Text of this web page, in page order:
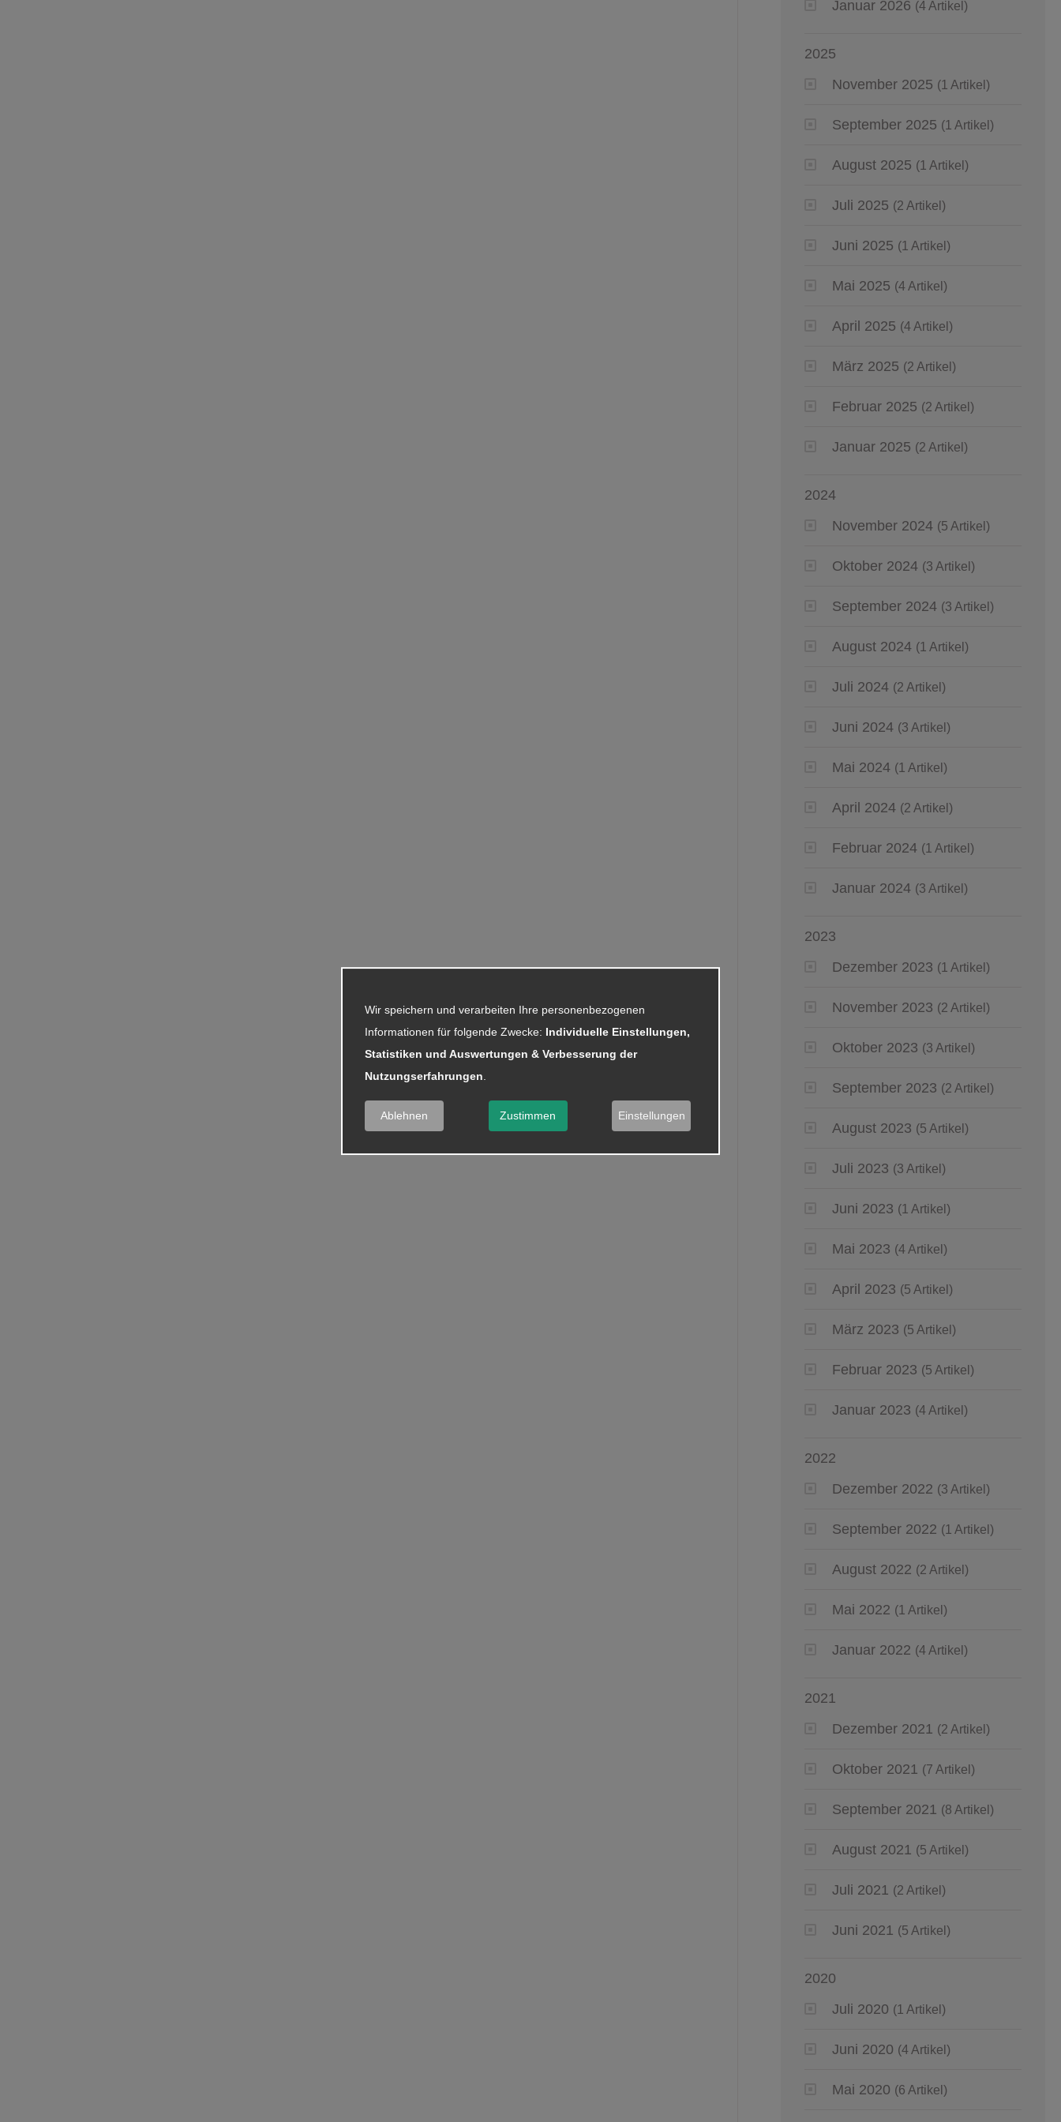
Januar 2026 (4 Artikel)
2025
November 2025 (1 Artikel)
September 2025 (1 Artikel)
August 2025 (1 Artikel)
Juli 2025 (2 Artikel)
Juni 2025 (1 Artikel)
Mai 2025 (4 Artikel)
April 2025 (4 Artikel)
März 2025 (2 Artikel)
Februar 2025 (2 Artikel)
Januar 2025 (2 Artikel)
2024
November 2024 (5 Artikel)
Oktober 2024 (3 Artikel)
September 2024 (3 Artikel)
August 2024 (1 Artikel)
Juli 2024 (2 Artikel)
Juni 2024 (3 Artikel)
Mai 2024 (1 Artikel)
April 2024 (2 Artikel)
Februar 2024 (1 Artikel)
Januar 2024 (3 Artikel)
2023
Dezember 2023 (1 Artikel)
November 2023 (2 Artikel)
Oktober 2023 (3 Artikel)
September 2023 (2 Artikel)
August 2023 (5 Artikel)
Juli 2023 (3 Artikel)
Juni 2023 (1 Artikel)
Mai 2023 (4 Artikel)
April 2023 (5 Artikel)
März 2023 (5 Artikel)
Februar 2023 (5 Artikel)
Januar 2023 (4 Artikel)
2022
Dezember 2022 (3 Artikel)
September 2022 (1 Artikel)
August 2022 (2 Artikel)
Mai 2022 (1 Artikel)
Januar 2022 (4 Artikel)
2021
Dezember 2021 (2 Artikel)
Oktober 2021 (7 Artikel)
September 2021 (8 Artikel)
August 2021 (5 Artikel)
Juli 2021 (2 Artikel)
Juni 2021 (5 Artikel)
2020
Juli 2020 (1 Artikel)
Juni 2020 (4 Artikel)
Mai 2020 (6 Artikel)
Wir speichern und verarbeiten Ihre personenbezogenen
Informationen für folgende Zwecke: Individuelle Einstellungen,
Statistiken und Auswertungen & Verbesserung der
Nutzungserfahrungen
Ablehnen Zustimmen Einstellungen